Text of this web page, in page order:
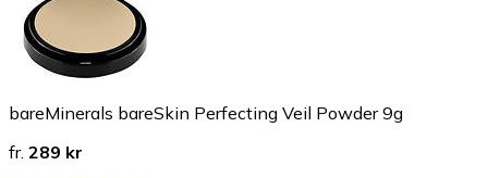
bareMinerals bareSkin Perfecting Veil Powder 9g
fr. 289 kr